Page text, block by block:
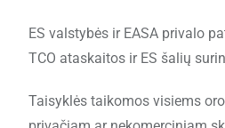
ES valstybės ir EASA privalo
TCO ataskaitos ir ES šalių
Taisyklės taikomos visiems